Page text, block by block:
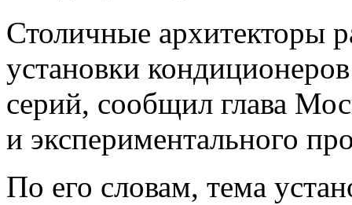
Столичные архитекторы
установки
серий, сообщил глава
и экспериментального
По его словам, тема